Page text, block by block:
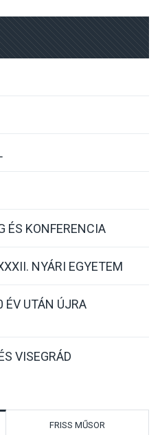
ÉS KONFERENCIA
NYÁRI EGYETEM
ÉV UTÁN ÚJRA
VISEGRÁD
FRISS MŰSOR